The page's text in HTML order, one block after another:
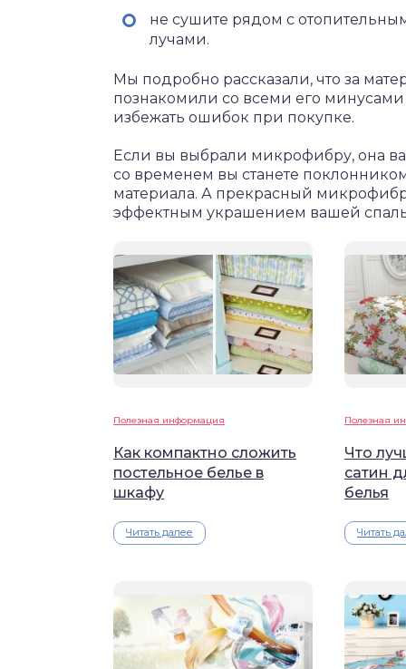
не сушите рядом с
лучами.
Мы подробно рассказали, что за
познакомили со всеми его
избежать ошибок при покупке.
Если вы выбрали микрофибру, она
со временем вы станете
материала. А прекрасный
эффектным украшением вашей
Полезная информация
Как компактно сложить
постельное белье в
шкафу
Читать далее
Полезная
Что
сатин
белья
Читать